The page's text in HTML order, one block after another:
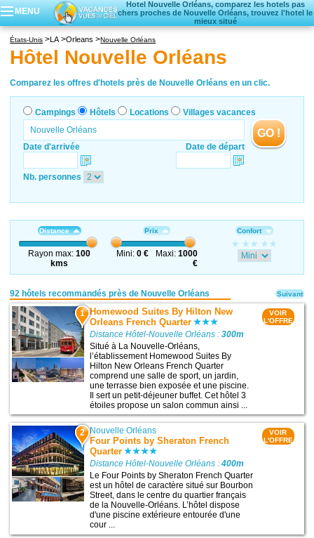
MENU
Hotel Nouvelle Orléans, comparez les hotels pas
chers proches de Nouvelle Orléans, trouvez l'hotel le
mieux situé
Hôtels
Locations vacances
Villages vacances
États-Unis LA Orleans Nouvelle Orléans
Hôtel Nouvelle Orléans
Comparez les offres d'hotels près de Nouvelle Orléans en un clic.
Campings Hôtels Locations Villages vacances
Date d'arrivée Date de départ
GO !
Nb. personnes
Distance
Rayon max:100
kms
Prix
Mini: 0 € Maxi:1000
€
Confort
92 hôtels recommandés près de Nouvelle Orléans
1 Homewood Suites By Hilton New
Orleans French Quarter
Distance Hôtel-Nouvelle Orléans :300m
Situé à La Nouvelle-Orléans,
l’établissement Homewood Suites By
Hilton New Orleans French Quarter
comprend une salle de sport, un jardin,
une terrasse bien exposée et une piscine.
Il sert un petit-déjeuner buffet. Cet hôtel 3
étoiles propose un salon commun ainsi ...
VOIR
L'OFFRE
2 Nouvelle Orléans
Four Points by Sheraton French
Quarter
Distance Hôtel-Nouvelle Orléans :400m
Le Four Points by Sheraton French Quarter
est un hôtel de caractère situé sur Bourbon
Street, dans le centre du quartier français
de la Nouvelle-Orléans. L’hôtel dispose
d'une piscine extérieure entourée d'une
cour ...
VOIR
L'OFFRE
Suivant